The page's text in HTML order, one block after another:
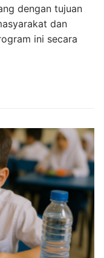
dengan tujuan
dan
ini secara